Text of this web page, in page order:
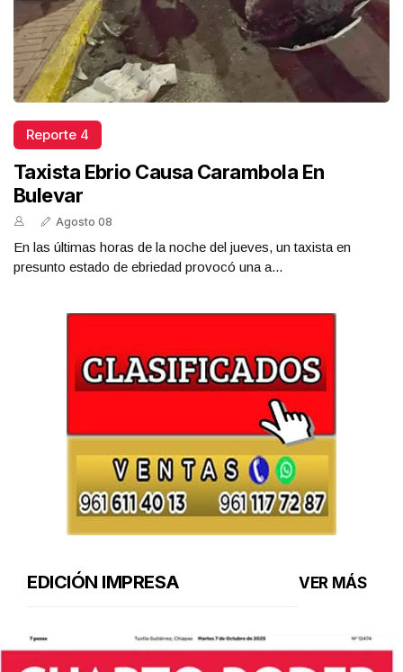
Reporte 4
Taxista Ebrio Causa Carambola En
Bulevar
Agosto 08
En las últimas horas de la noche del jueves, un taxista en
presunto estado de ebriedad provocó una a...
EDICIÓN IMPRESA VER MÁS